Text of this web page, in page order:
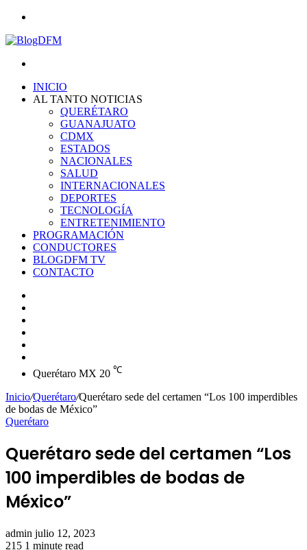
INICIO
AL TANTO NOTICIAS
QUERÉTARO
GUANAJUATO
CDMX
ESTADOS
NACIONALES
SALUD
INTERNACIONALES
DEPORTES
TECNOLOGÍA
ENTRETENIMIENTO
PROGRAMACIÓN
CONDUCTORES
BLOGDFM TV
CONTACTO
Querétaro MX 20 ℃
Inicio/Querétaro/Querétaro sede del certamen “Los 100 imperdibles
de bodas de México”
Querétaro
Querétaro sede del certamen “Los
100 imperdibles de bodas de
México”
admin Send
an
julio 12, 2023
215 1 minute read